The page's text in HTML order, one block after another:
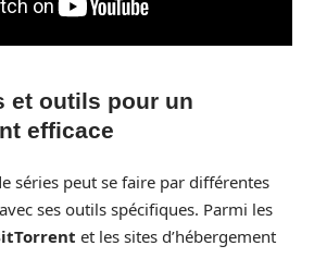
et outils pour un
efficace
séries peut se faire par différentes
ses outils spécifiques. Parmi les
et les sites d’hébergement